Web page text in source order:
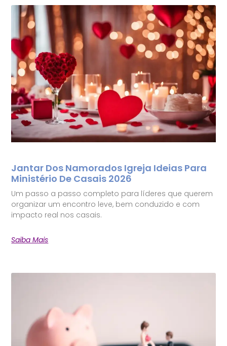
Jantar Dos Namorados Igreja Ideias Para
Ministério De Casais 2026
Um passo a passo completo para líderes que querem
organizar um encontro leve, bem conduzido e com
impacto real nos casais.
Saiba Mais